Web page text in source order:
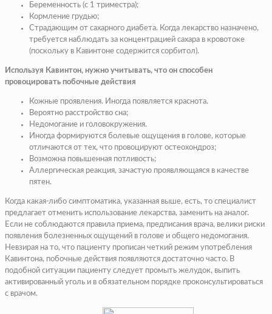
Беременность (с 1 триместра);
Кормление грудью;
Страдающим от сахарного диабета. Когда лекарство назначено,
требуется наблюдать за концентрацией сахара в кровотоке
(поскольку в Кавинтоне содержится сорбитол).
Используя Кавинтон, нужно учитывать, что он способен
провоцировать побочные действия
Кожные проявления. Иногда появляется краснота.
Вероятно расстройство сна;
Недомогание и головокружения.
Иногда формируются болевые ощущения в голове, которые
отличаются от тех, что провоцируют остеохондроз;
Возможна повышенная потливость;
Аллергическая реакция, зачастую проявляющаяся в качестве
пятен.
Когда какая-либо симптоматика, указанная выше, есть, то специалист
предлагает отменить использование лекарства, заменить на аналог.
Если не соблюдаются правила приема, предписания врача, велики риски
появления болезненных ощущений в голове и общего недомогания.
Невзирая на то, что пациенту прописан четкий режим употребления
Кавинтона, побочные действия появляются достаточно часто. В
подобной ситуации пациенту следует промыть желудок, выпить
активированный уголь и в обязательном порядке проконсультироваться
с врачом.